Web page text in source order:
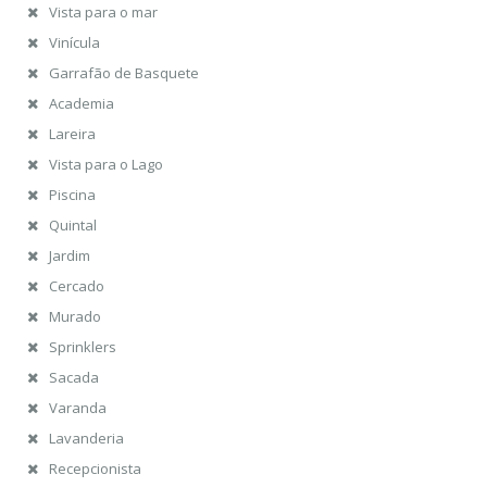
Vista para o mar
Vinícula
Garrafão de Basquete
Academia
Lareira
Vista para o Lago
Piscina
Quintal
Jardim
Cercado
Murado
Sprinklers
Sacada
Varanda
Lavanderia
Recepcionista